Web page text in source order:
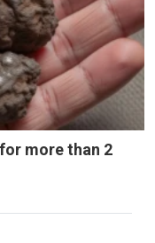
more than 2